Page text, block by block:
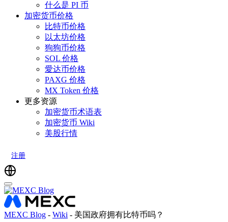
什么是 PI 币
加密货币价格
比特币价格
以太坊价格
狗狗币价格
SOL 价格
愛达币价格
PAXG 价格
MX Token 价格
更多资源
加密货币术语表
加密货币 Wiki
美股行情
注册
MEXC Blog - Wiki - 美国政府拥有比特币吗？